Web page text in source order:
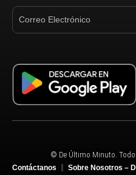
© De Último Minuto.
Contáctanos
Sobre Nosotros –